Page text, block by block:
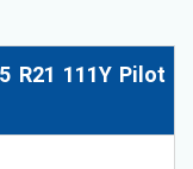
R21 111Y Pilot